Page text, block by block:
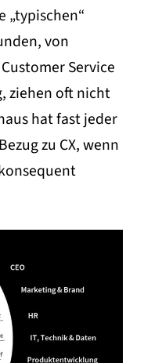
„typischen“
von
Service
ziehen oft nicht
hat fast jeder
zu CX, wenn